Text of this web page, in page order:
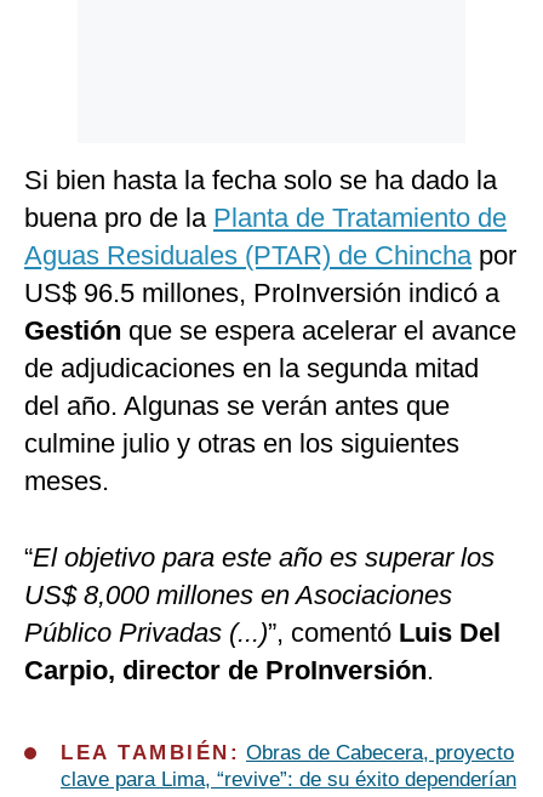
Si bien hasta la fecha solo se ha dado la
buena pro de la Planta de Tratamiento de
Aguas Residuales (PTAR) de Chinchapor
US$ 96.5 millones, ProInversión indicó a
Gestión que se espera acelerar el avance
de adjudicaciones en la segunda mitad
del año. Algunas se verán antes que
culmine julio y otras en los siguientes
meses.
“El objetivo para este año es superar los
US$ 8,000 millones en Asociaciones
Público Privadas (...)”, comentó Luis Del
Carpio, director de ProInversión.
LEA TAMBIÉN: Obras de Cabecera, proyecto
clave para Lima, “revive”: de su éxito dependerían